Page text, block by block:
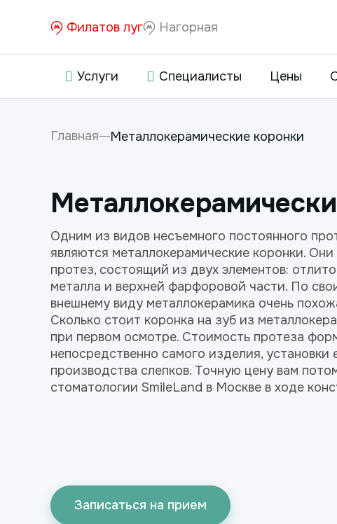
Филатов луг Нагорная
Услуги Специалисты Цены
Главная Металлокерамические коронки
Одним из видов несъемного постоянного
являются металлокерамические коронки.
протез, состоящий из двух элементов:
металла и верхней фарфоровой части. По
внешнему виду металлокерамика очень
Сколько стоит коронка на зуб из
при первом осмотре. Стоимость протеза
непосредственно самого изделия, установки
производства слепков. Точную цену вам
стоматологии SmileLand в Москве в ходе
Записаться на прием